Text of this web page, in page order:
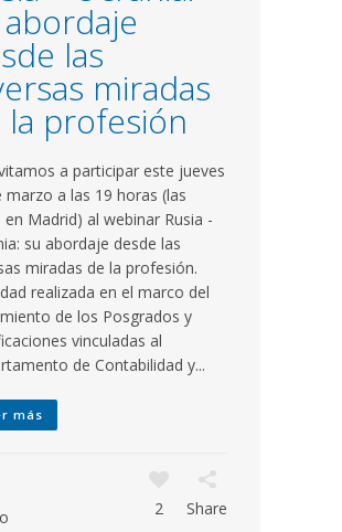
las
miradas
la profesión
a participar este jueves
marzo a las 19 horas (las
en Madrid) al webinar Rusia -
su abordaje desde las
miradas de la profesión.
realizada en el marco del
de los Posgrados y
vinculadas al
de Contabilidad y...
más
2 Share